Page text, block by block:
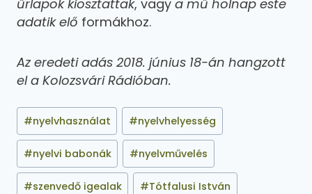
űrlapok kiosztattak, vagy a mű holnap este
adatik elő formákhoz.
Az eredeti adás 2018. június 18-án hangzott
el a Kolozsvári Rádióban.
#nyelvhasználat #nyelvhelyesség
#nyelvi babonák #nyelvművelés
#szenvedő igealak #Tótfalusi István